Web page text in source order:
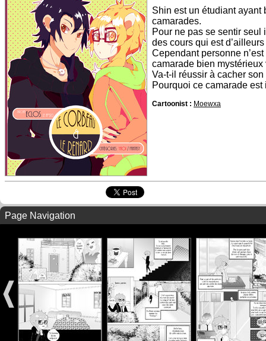
Shin est un étudiant ayant
camarades.
Pour ne pas se sentir seul
des cours qui est
Cependant personne
camarade bien
Va-t-il réussir à cacher
Pourquoi ce camarade est
Cartoonist : Moewxa
Page Navigation